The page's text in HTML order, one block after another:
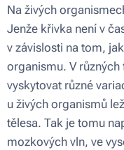
Na živých
Jenže křivka není v
v závislosti na tom,
organismu. V
vyskytovat různé
u živých organismů
tělesa. Tak je tomu
mozkových vln, ve